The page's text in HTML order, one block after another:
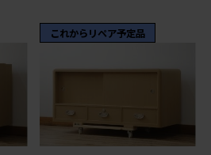
これからリペア予定品